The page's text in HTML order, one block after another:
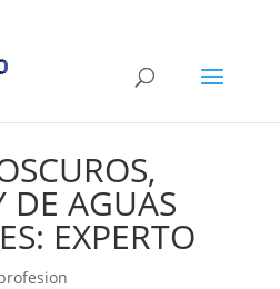
DE AGUAS
EXPERTO